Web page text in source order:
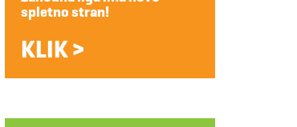
spletno stran!
KLIK >